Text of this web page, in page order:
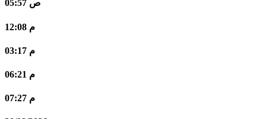
05:57 ص
12:08 م
03:17 م
06:21 م
07:27 م